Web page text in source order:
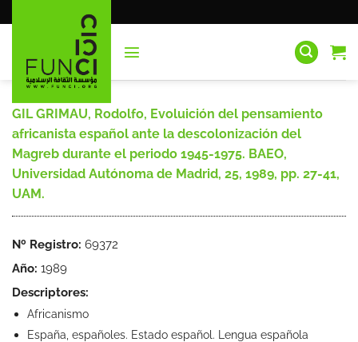
al
GIL GRIMAU, Rodolfo, Evoluición del pensamiento
africanista español ante la descolonización del
Magreb durante el periodo 1945-1975. BAEO,
Universidad Autónoma de Madrid, 25, 1989, pp. 27-41,
UAM.
Nº Registro: 69372
Año: 1989
Descriptores:
Africanismo
España, españoles. Estado español. Lengua española